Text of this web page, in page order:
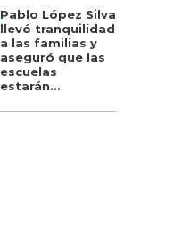
Pablo López Silva
llevó tranquilidad
a las familias y
aseguró que las
escuelas
estarán...